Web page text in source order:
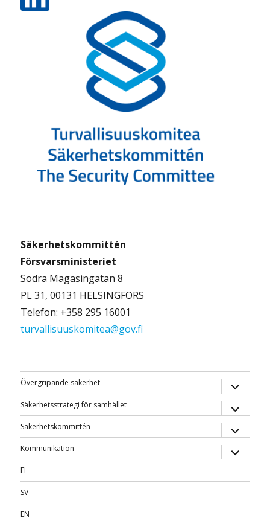
Säkerhetskommittén
Försvarsministeriet
Södra Magasingatan 8
PL 31, 00131 HELSINGFORS
Telefon: +358 295 16001
turvallisuuskomitea@gov.fi
Övergripande säkerhet
Säkerhetsstrategi för samhället
Säkerhetskommittén
Kommunikation
FI
SV
EN